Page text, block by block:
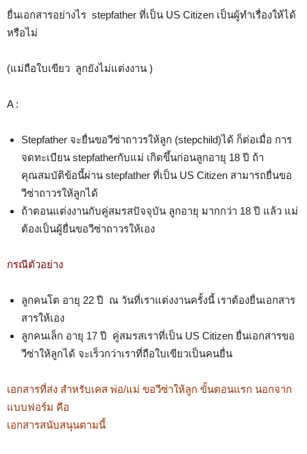
ยื่นเอกสารอย่างไร stepfather ที่เป็น US Citizen เป็นผู้ทำเรื่องให้ได้
หรือไม่
(แม่ถือใบเขียว ลูกยังไม่แต่งงาน )
A :
Stepfather จะยื่นขอวีซ่าถาวรให้ลูก (stepchild)ได้ ก็ต่อเมื่อ การ
จดทะเบียน stepfatherกับแม่ เกิดขึ้นก่อนลูกอายุ 18 ปี ถ้า
คุณสมบัติข้อนี้ผ่าน stepfather ที่เป็น US Citizen สามารถยื่นขอ
วีซ่าถาวรให้ลูกได้
ถ้าตอนแต่งงานกับคู่สมรสปัจจุบัน ลูกอายุ มากกว่า 18 ปี แล้ว แม่
ต้องเป็นผู้ยื่นขอวีซ่าถาวรให้เอง
กรณีตัวอย่าง
ลูกคนโต อายุ 22 ปี ณ วันที่เราแต่งงานครั้งนี้ เราต้องยื่นเอกสาร
สารให้เอง
ลูกคนเล็ก อายุ 17 ปี คู่สมรสเราที่เป็น US Citizen ยื่นเอกสารขอ
วีซ่าให้ลูกได้ จะเร็วกว่าเราที่ถือใบเขียวเป็นคนยื่น
เอกสารที่ส่ง สำหรับเคส พ่อ/แม่ ขอวีซ่าให้ลูก ขั้นตอนแรก นอกจาก
แบบฟอร์ม คือ
เอกสารสนับสนุนตามนี้